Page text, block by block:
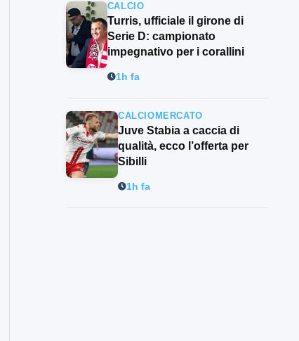
CALCIO
Turris, ufficiale il girone di
Serie D: campionato
impegnativo per i corallini
1h fa
CALCIOMERCATO
Juve Stabia a caccia di
qualità, ecco l’offerta per
Sibilli
1h fa